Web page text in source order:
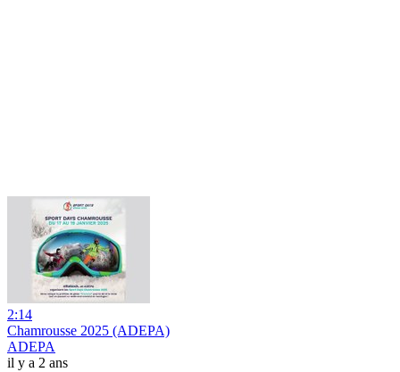
2:14
Chamrousse 2025 (ADEPA)
ADEPA
il y a 2 ans